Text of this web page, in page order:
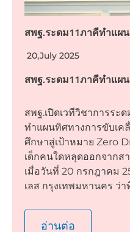
สพฐ.ระดม11ภาคีทำแผน
20,July 2025
สพฐ.ระดม11ภาคีทำแผน
สพฐ.เปิดเวทีวิชาการระ
ทำแผนทิศทางการขับเค
ศึกษาสู่เป้าหมาย Zero
เด็กคนใดหลุดออกจากส
เมื่อวันที่ 20 กรกฎาคม
เลส กรุงเทพมหานคร ว่า
อ่านต่อ